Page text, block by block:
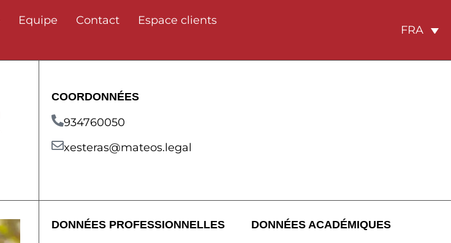
Equipe Contact Espace clients
FRA
COORDONNÉES
934760050
xesteras@mateos.legal
DONNÉES PROFESSIONNELLES DONNÉES ACADÉMIQUES